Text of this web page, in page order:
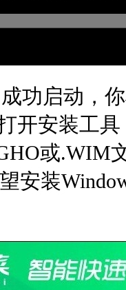
功启动，
开安装工
或.WIM
安装